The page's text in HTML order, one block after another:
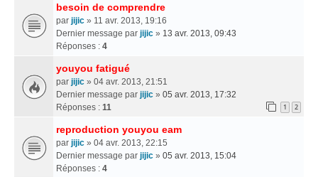
besoin de comprendre
par jijic » 11 avr. 2013, 19:16
Dernier message par jijic » 13 avr. 2013, 09:43
Réponses : 4
youyou fatigué
par jijic » 04 avr. 2013, 21:51
Dernier message par jijic » 05 avr. 2013, 17:32
Réponses : 11 1 2
reproduction youyou eam
par jijic » 04 avr. 2013, 22:15
Dernier message par jijic » 05 avr. 2013, 15:04
Réponses : 4